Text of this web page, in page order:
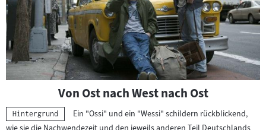
Von Ost nach West nach Ost
Kategorie:
Hintergrund
Ein "Ossi" und ein "Wessi" schildern rückblickend,